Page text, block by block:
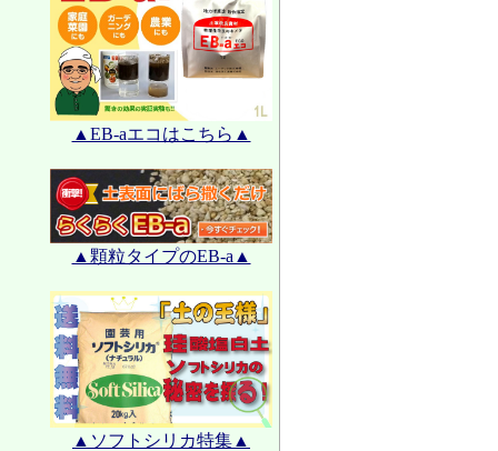
▲EB-aエコはこちら▲
▲顆粒タイプのEB-a▲
▲ソフトシリカ特集▲